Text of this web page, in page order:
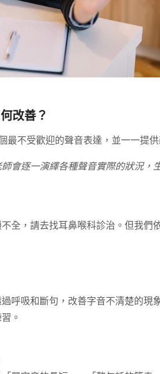
改善？
不受歡迎的聲音表達，並一一提供
會逐一演繹各種聲音實際的狀況，
全，請去找耳鼻喉科診治。但我們
呼吸和斷句，改善字音不清楚的現
。